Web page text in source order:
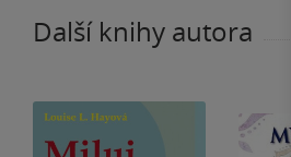
Další knihy autora